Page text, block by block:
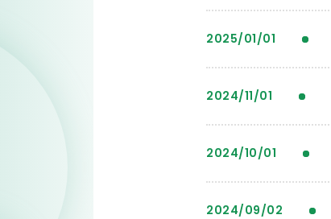
2025/01/01
2024/11/01
2024/10/01
2024/09/02